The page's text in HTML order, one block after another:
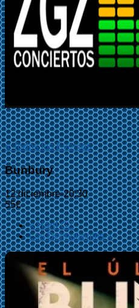
« Todos los Eventos
Bunbury
12 diciembre-20:30
55€
«Hard GZ
Los Delinqüentes»